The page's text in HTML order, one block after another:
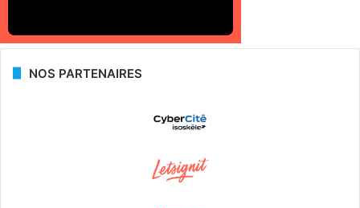
NOS PARTENAIRES